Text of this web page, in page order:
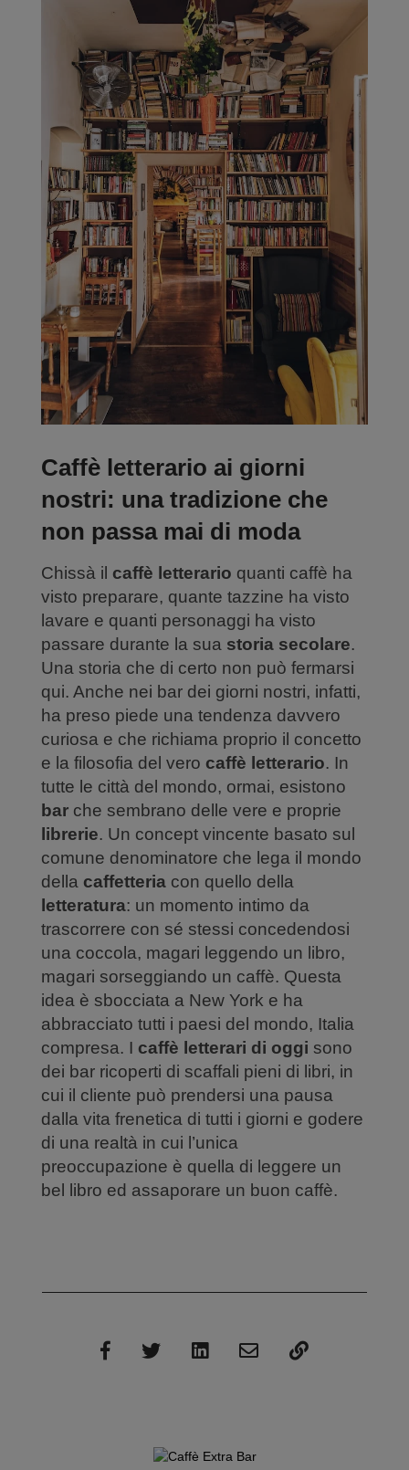
Caffè letterario ai giorni
nostri: una tradizione che
non passa mai di moda
Chissà il caffè letterario quanti caffè ha
visto preparare, quante tazzine ha visto
lavare e quanti personaggi ha visto
passare durante la sua storia secolare.
Una storia che di certo non può fermarsi
qui. Anche nei bar dei giorni nostri, infatti,
ha preso piede una tendenza davvero
curiosa e che richiama proprio il concetto
e la filosofia del vero caffè letterario. In
tutte le città del mondo, ormai, esistono
bar che sembrano delle vere e proprie
librerie. Un concept vincente basato sul
comune denominatore che lega il mondo
della caffetteria con quello della
letteratura: un momento intimo da
trascorrere con sé stessi concedendosi
una coccola, magari leggendo un libro,
magari sorseggiando un caffè. Questa
idea è sbocciata a New York e ha
abbracciato tutti i paesi del mondo, Italia
compresa. I caffè letterari di oggi sono
dei bar ricoperti di scaffali pieni di libri, in
cui il cliente può prendersi una pausa
dalla vita frenetica di tutti i giorni e godere
di una realtà in cui l’unica
preoccupazione è quella di leggere un
bel libro ed assaporare un buon caffè.